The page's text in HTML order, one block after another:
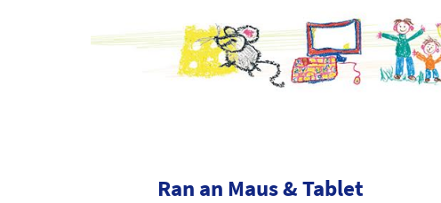
Ran an Maus & Tablet